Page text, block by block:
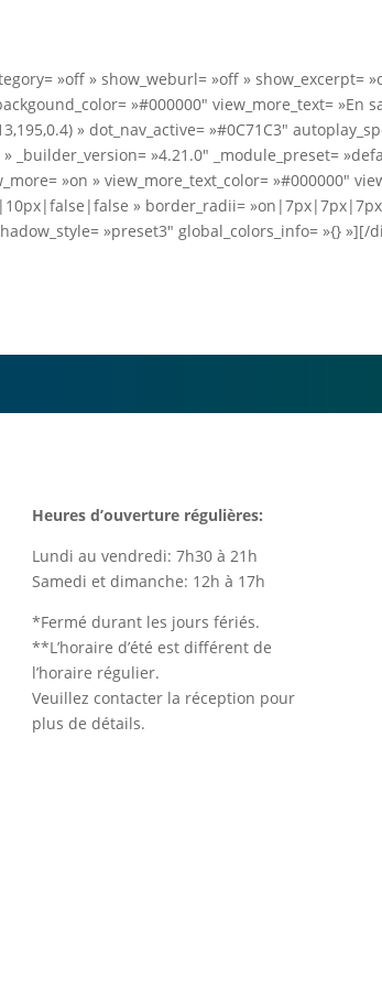
»off » show_weburl= »off » show_excerpt=
»#000000″ view_more_text= »En
» dot_nav_active= »#0C71C3″
»4.21.0″ _module_preset=
»on » view_more_text_color= »#000000″
» border_radii=
»preset3″ global_colors_info= »{} »][/
Heures d’ouverture régulières:
Lundi au vendredi: 7h30 à 21h
Samedi et dimanche: 12h à 17h
*Fermé durant les jours fériés.
**L’horaire d’été est différent de
l’horaire régulier.
Veuillez contacter la réception pour
plus de détails.